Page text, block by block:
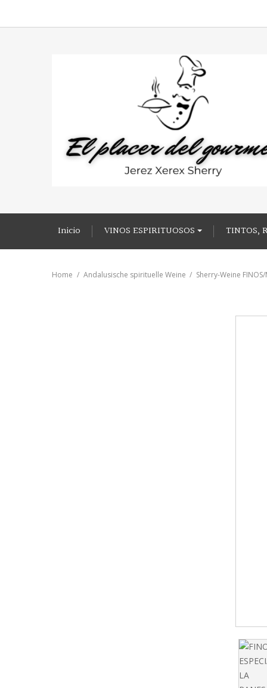
Inicio VINOS ESPIRITUOSOS TINTOS,
Home Andalusische spirituelle Weine Sherry-Weine